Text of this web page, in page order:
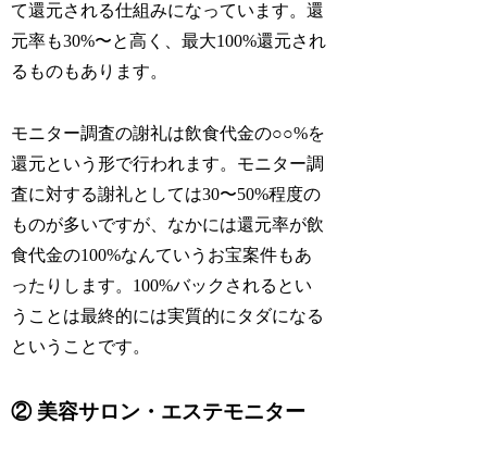
て還元される仕組みになっています。還
元率も30%〜と高く、最大100%還元され
るものもあります。
モニター調査の謝礼は飲食代金の○○%を
還元という形で行われます。モニター調
査に対する謝礼としては30〜50%程度の
ものが多いですが、なかには還元率が飲
食代金の100%なんていうお宝案件もあ
ったりします。100%バックされるとい
うことは最終的には実質的にタダになる
ということです。
② 美容サロン・エステモニター